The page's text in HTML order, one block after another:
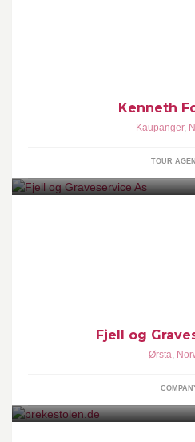
Kenneth
Kaupanger,
TOUR
Fjell og
Ørsta,